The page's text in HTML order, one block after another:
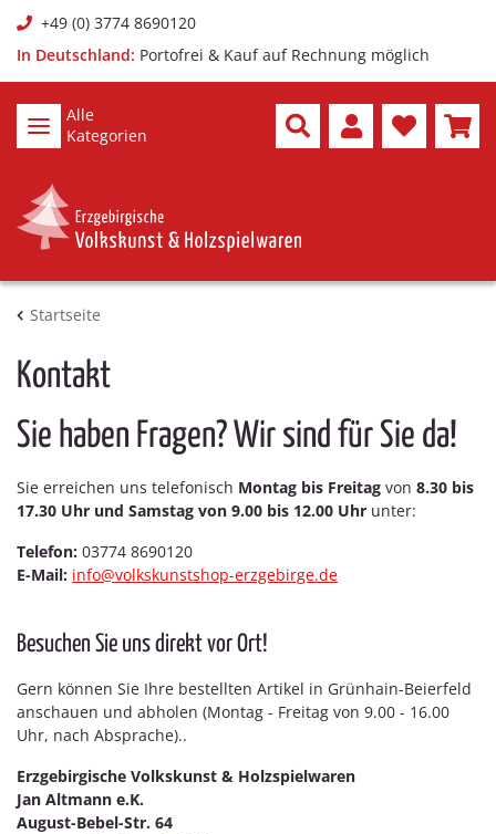
+49 (0) 3774 8690120
In Deutschland: Portofrei & Kauf auf Rechnung möglich
Alle
Kategorien
Startseite
Kontakt
Sie haben Fragen? Wir sind für Sie da!
Sie erreichen uns telefonisch Montag bis Freitag von 8.30 bis
17.30 Uhr und Samstag von 9.00 bis 12.00 Uhr unter:
Telefon: 03774 8690120
E-Mail: info@volkskunstshop-erzgebirge.de
Besuchen Sie uns direkt vor Ort!
Gern können Sie Ihre bestellten Artikel in Grünhain-Beierfeld
anschauen und abholen (Montag - Freitag von 9.00 - 16.00
Uhr, nach Absprache)..
Erzgebirgische Volkskunst & Holzspielwaren
Jan Altmann e.K.
August-Bebel-Str. 64